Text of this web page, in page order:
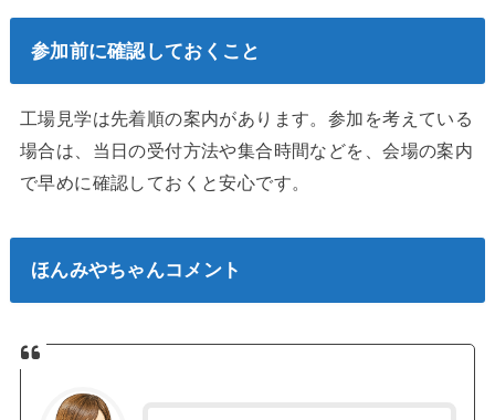
参加前に確認しておくこと
工場見学は先着順の案内があります。参加を考えている
場合は、当日の受付方法や集合時間などを、会場の案内
で早めに確認しておくと安心です。
ほんみやちゃんコメント